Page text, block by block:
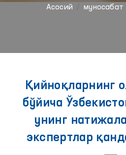
Aсосий муносабат
Қийноқларнинг
бўйича
унинг
экспертлар